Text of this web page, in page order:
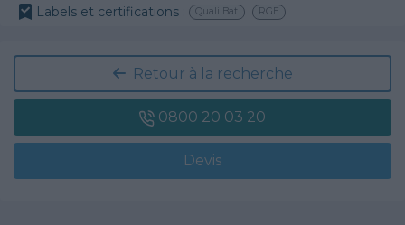
Labels et certifications : Quali'Bat RGE
Retour à la recherche
0800 20 03 20
Devis